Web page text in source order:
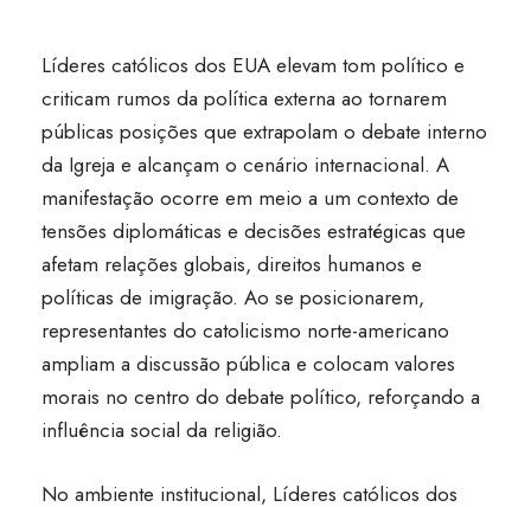
Líderes católicos dos EUA elevam tom político e
criticam rumos da política externa ao tornarem
públicas posições que extrapolam o debate interno
da Igreja e alcançam o cenário internacional. A
manifestação ocorre em meio a um contexto de
tensões diplomáticas e decisões estratégicas que
afetam relações globais, direitos humanos e
políticas de imigração. Ao se posicionarem,
representantes do catolicismo norte-americano
ampliam a discussão pública e colocam valores
morais no centro do debate político, reforçando a
influência social da religião.
No ambiente institucional, Líderes católicos dos